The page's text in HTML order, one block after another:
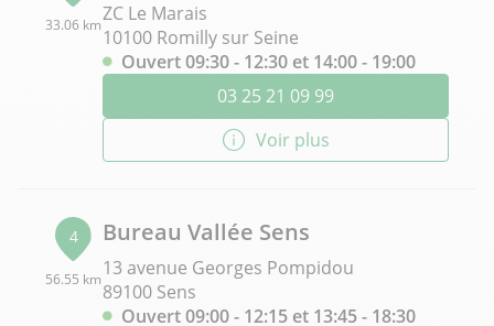
33.06 kmZC Le Marais
10100 Romilly sur Seine
Ouvert 09:30 - 12:30 et 14:00 - 19:00
03 25 21 09 99
Voir plus
4
56.55 km
Bureau Vallée Sens
13 avenue Georges Pompidou
89100 Sens
Ouvert 09:00 - 12:15 et 13:45 - 18:30